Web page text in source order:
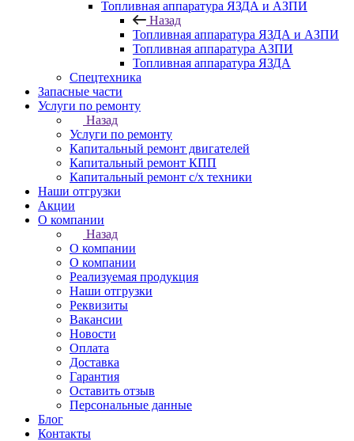
Топливная аппаратура ЯЗДА и АЗПИ
Назад
Топливная аппаратура ЯЗДА и АЗПИ
Топливная аппаратура АЗПИ
Топливная аппаратура ЯЗДА
Спецтехника
Запасные части
Услуги по ремонту
Назад
Услуги по ремонту
Капитальный ремонт двигателей
Капитальный ремонт КПП
Капитальный ремонт с/х техники
Наши отгрузки
Акции
О компании
Назад
О компании
О компании
Реализуемая продукция
Наши отгрузки
Реквизиты
Вакансии
Новости
Оплата
Доставка
Гарантия
Оставить отзыв
Персональные данные
Блог
Контакты